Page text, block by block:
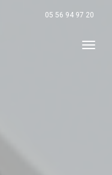
05 56 94 97 20